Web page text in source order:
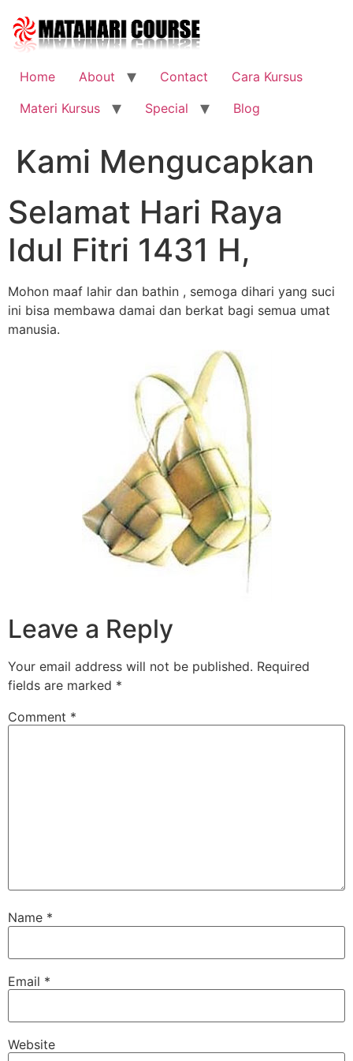
content
Home
About Contact
Cara Kursus
Materi Kursus
Special Blog
Kami Mengucapkan
Selamat Hari Raya
Idul Fitri 1431 H,
Mohon maaf lahir dan bathin , semoga dihari yang suci
ini bisa membawa damai dan berkat bagi semua umat
manusia.
Leave a Reply
Your email address will not be published. Required
fields are marked *
Comment *
Name *
Email *
Website